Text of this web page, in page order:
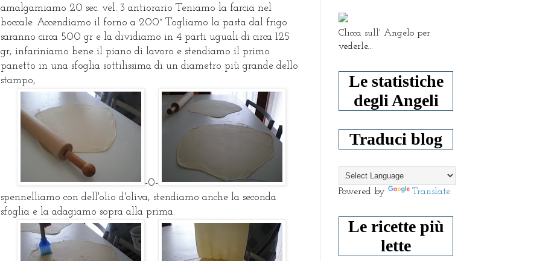
amalgamiamo 20 sec. vel. 3 antiorario Teniamo la farcia nel
boccale. Accendiamo il forno a 200° Togliamo la pasta dal frigo
saranno circa 500 gr e la dividiamo in 4 parti uguali di circa 125
gr, infariniamo bene il piano di lavoro e stendiamo il primo
panetto in una sfoglia sottilissima di un diametro più grande dello
stampo,
-0-
spennelliamo con dell'olio d'oliva, stendiamo anche la seconda
sfoglia e la adagiamo sopra alla prima.
Clicca sull' Angelo per
vederle...
Le statistiche
degli Angeli
Traduci blog
Powered by Translate
Le ricette più
lette